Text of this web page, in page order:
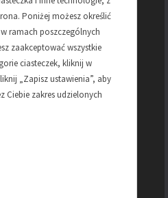
4 cm plus podbicie po
3 mm
17.5 cm
Poniżej możesz określić
ramach poszczególnych
zaakceptować wszystkie
ciasteczek, kliknij w
„Zapisz ustawienia”, aby
Ciebie zakres udzielonych